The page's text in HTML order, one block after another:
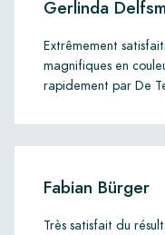
Gerlinda
Extrêmement
magnifiques en
rapidement par De
Fabian Bürger
Très satisfait du